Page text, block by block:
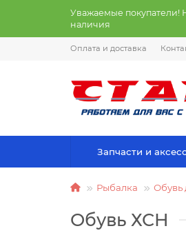
Уважаемые покупатели!
наличия
Оплата и доставка
Запчасти и
Рыбалка Обувь
Обувь ХСН